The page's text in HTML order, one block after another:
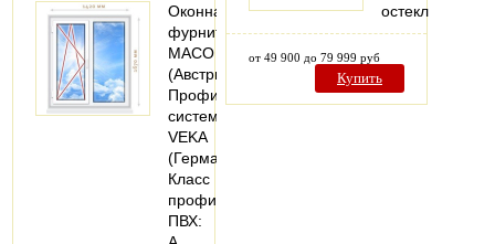
Оконная
фурнитура
MACO
(Австрия).
Профильная
система:
VEKA
(Германия).
Класс
профиля
ПВХ:
остекление
от 49 900 до 79 999 руб
Купить